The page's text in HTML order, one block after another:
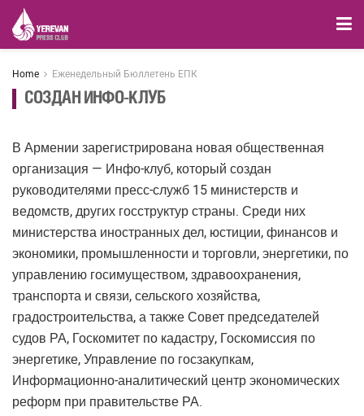
Home Еженедельный Бюллетень ЕПК
СОЗДАН ИНФО-КЛУБ
В Армении зарегистрирована новая общественная
организация — Инфо-клуб, который создан
руководителями пресс-служб 15 министерств и
ведомств, других госструктур страны. Среди них
министерства иностранных дел, юстиции, финансов и
экономики, промышленности и торговли, энергетики, по
управлению госимуществом, здравоохранения,
транспорта и связи, сельского хозяйства,
градостроительства, а также Совет председателей
судов РА, Госкомитет по кадастру, Госкомиссия по
энергетике, Управление по госзакупкам,
Информационно-аналитический центр экономических
реформ при правительстве РА.